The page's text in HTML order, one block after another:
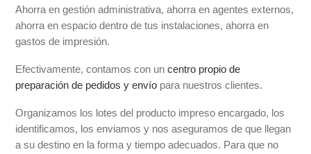
Ahorra en gestión administrativa, ahorra en agentes externos,
ahorra en espacio dentro de tus instalaciones, ahorra en
gastos de impresión.
Efectivamente, contamos con uncentro propio de
preparación de pedidos y envío para nuestros clientes.
Organizamos los lotes del producto impreso encargado, los
identificamos, los enviamos y nos aseguramos de que llegan
a su destino en la forma y tiempo adecuados. Para que no